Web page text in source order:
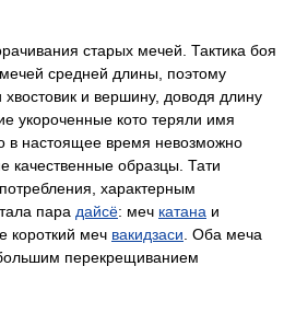
старых мечей. Тактика боя
средней длины, поэтому
и вершину, доводя длину
укороченные кото теряли имя
в настоящее время невозможно
качественные образцы. Тати
характерным
пара дайсё: меч катана и
короткий меч вакидзаси . Оба меча
перекрещиванием